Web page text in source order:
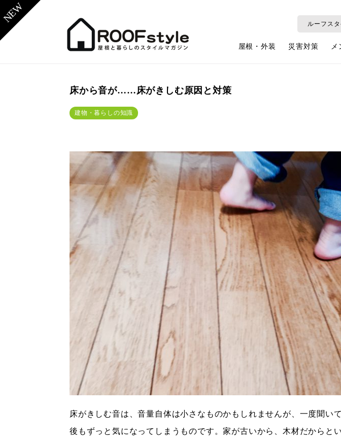
ルーフス
屋根・外装 災害対策 メ
床から音が……床がきしむ原因と対策
建物・暮らしの知識
床がきしむ音は、音量自体は小さなものかもしれませんが、一度聞い
後もずっと気になってしまうものです。家が古いから、木材だからと